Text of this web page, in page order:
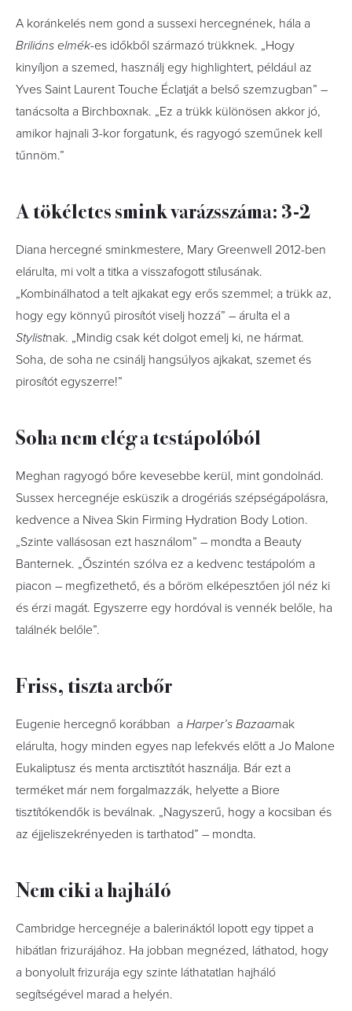
A koránkelés nem gond a sussexi hercegnének, hála a
Briliáns elmék-es időkből származó trükknek. „Hogy
kinyíljon a szemed, használj egy highlightert, például az
Yves Saint Laurent Touche Éclatját a belső szemzugban” –
tanácsolta a Birchboxnak. „Ez a trükk különösen akkor jó,
amikor hajnali 3-kor forgatunk, és ragyogó szeműnek kell
tűnnöm.”
A tökéletes smink varázsszáma: 3-2
Diana hercegné sminkmestere, Mary Greenwell 2012-ben
elárulta, mi volt a titka a visszafogott stílusának.
„Kombinálhatod a telt ajkakat egy erős szemmel; a trükk az,
hogy egy könnyű pirosítót viselj hozzá” – árulta el a
Stylistnak. „Mindig csak két dolgot emelj ki, ne hármat.
Soha, de soha ne csinálj hangsúlyos ajkakat, szemet és
pirosítót egyszerre!”
Soha nem elég a testápolóból
Meghan ragyogó bőre kevesebbe kerül, mint gondolnád.
Sussex hercegnéje esküszik a drogériás szépségápolásra,
kedvence a Nivea Skin Firming Hydration Body Lotion.
„Szinte vallásosan ezt használom” – mondta a Beauty
Banternek. „Őszintén szólva ez a kedvenc testápolóm a
piacon – megfizethető, és a bőröm elképesztően jól néz ki
és érzi magát. Egyszerre egy hordóval is vennék belőle, ha
találnék belőle”.
Friss, tiszta arcbőr
Eugenie hercegnő korábban a Harper’s Bazaarnak
elárulta, hogy minden egyes nap lefekvés előtt a Jo Malone
Eukaliptusz és menta arctisztítót használja. Bár ezt a
terméket már nem forgalmazzák, helyette a Biore
tisztítókendők is beválnak. „Nagyszerű, hogy a kocsiban és
az éjjeliszekrényeden is tarthatod” – mondta.
Nem ciki a hajháló
Cambridge hercegnéje a balerináktól lopott egy tippet a
hibátlan frizurájához. Ha jobban megnézed, láthatod, hogy
a bonyolult frizurája egy szinte láthatatlan hajháló
segítségével marad a helyén.